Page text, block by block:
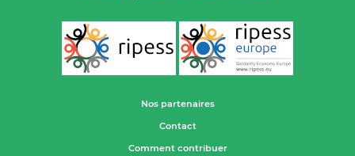
Nos partenaires
Contact
Comment contribuer